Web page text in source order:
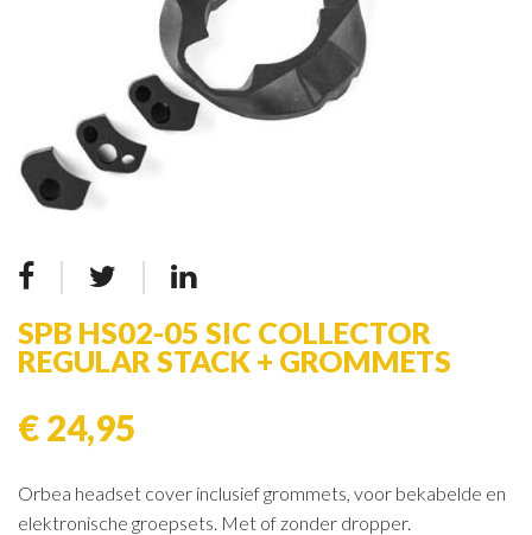
SPB HS02-05 SIC COLLECTOR
REGULAR STACK + GROMMETS
€ 24,95
Orbea headset cover inclusief grommets, voor bekabelde en
elektronische groepsets. Met of zonder dropper.